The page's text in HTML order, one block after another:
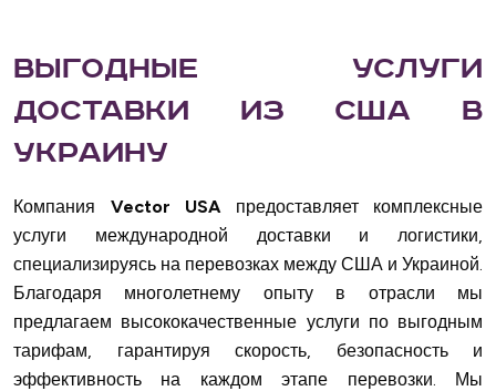
Выгодные услуги
доставки из США в
Украину
Компания Vector USAпредоставляет комплексные
услуги международной доставки и логистики,
специализируясь на перевозках между США и Украиной.
Благодаря многолетнему опыту в отрасли мы
предлагаем высококачественные услуги по выгодным
тарифам, гарантируя скорость, безопасность и
эффективность на каждом этапе перевозки. Мы